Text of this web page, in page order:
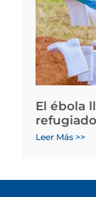
El ébola
Leer Más >>